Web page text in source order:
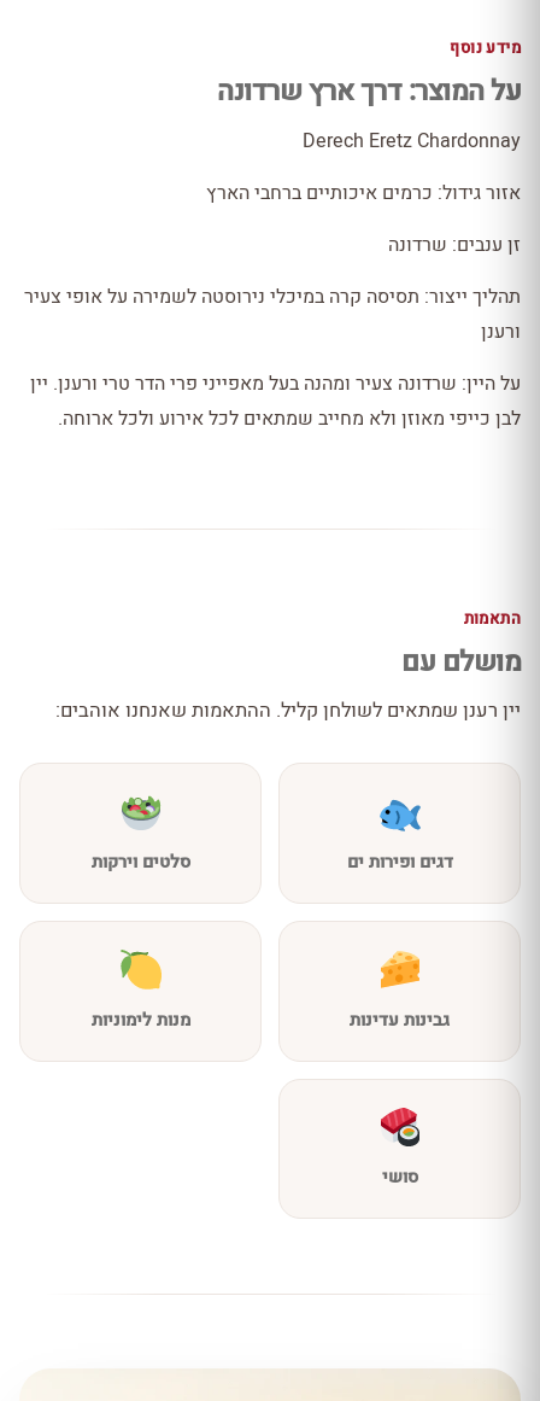
מידע נוסף
על המוצר: דרך ארץ שרדונה
Derech Eretz Chardonnay
אזור גידול: כרמים איכותיים ברחבי הארץ
זן ענבים: שרדונה
תהליך ייצור: תסיסה קרה במיכלי נירוסטה לשמירה על אופי צעיר
ורענן
על היין: שרדונה צעיר ומהנה בעל מאפייני פרי הדר טרי ורענן. יין
לבן כייפי מאוזן ולא מחייב שמתאים לכל אירוע ולכל ארוחה.
התאמות
מושלם עם
יין רענן שמתאים לשולחן קליל. ההתאמות שאנחנו אוהבים:
דגים ופירות ים סלטים וירקות
גבינות עדינות מנות לימוניות
סושי